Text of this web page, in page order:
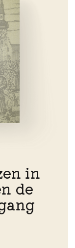
in
de